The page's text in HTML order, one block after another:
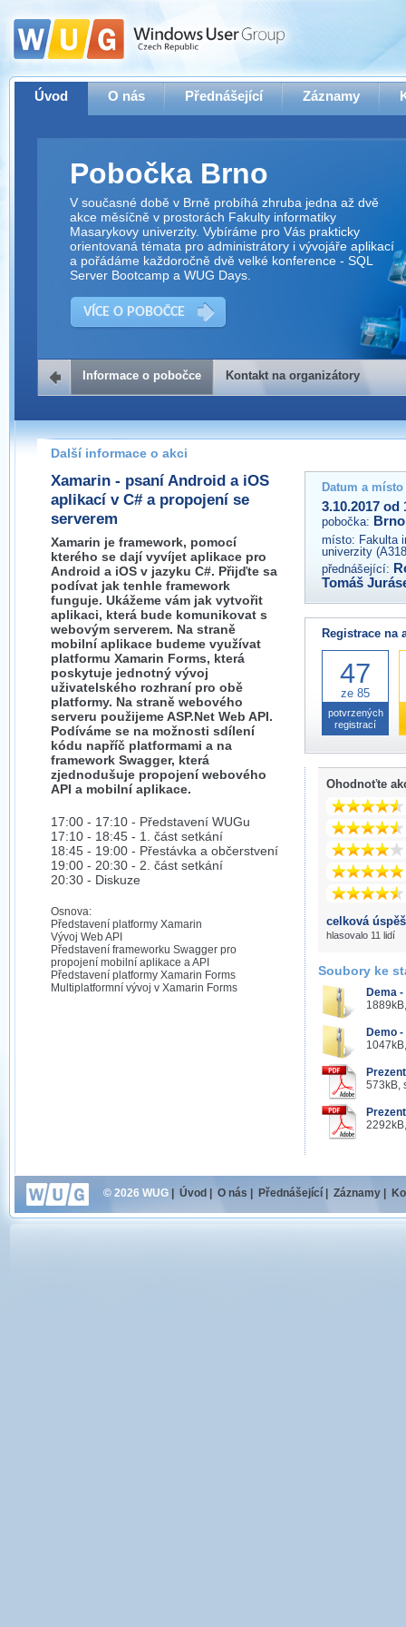
Úvod O nás Přednášející Záznamy
Pobočka Brno
V současné době v Brně probíhá zhruba jedna až dvě
akce měsíčně v prostorách Fakulty informatiky
Masarykovy univerzity. Vybíráme pro Vás prakticky
orientovaná témata pro administrátory i vývojáře aplikací
a pořádáme každoročně dvě velké konference - SQL
Server Bootcamp a WUG Days.
VÍCE O POBOČCE
Kontakt na organizátory
Pokud máte jakýkoliv dotaz na organizátory této akce,
prosím neváhejte nás kontaktovat na e-mailu:
brno@wug.cz
Informace o pobočce Kontakt na organizátory
Další informace o akci
Xamarin - psaní Android a iOS
aplikací v C# a propojení se
serverem
Xamarin je framework, pomocí
kterého se dají vyvíjet aplikace pro
Android a iOS v jazyku C#. Přijďte sa
podívat jak tenhle framework
funguje. Ukážeme vám jak vytvořit
aplikaci, která bude komunikovat s
webovým serverem. Na straně
mobilní aplikace budeme využívat
platformu Xamarin Forms, která
poskytuje jednotný vývoj
uživatelského rozhraní pro obě
platformy. Na straně webového
serveru použijeme ASP.Net Web API.
Podíváme se na možnosti sdílení
kódu napříč platformami a na
framework Swagger, která
zjednodušuje propojení webového
API a mobilní aplikace.
17:00 - 17:10 - Představení WUGu
17:10 - 18:45 - 1. část setkání
18:45 - 19:00 - Přestávka a občerstvení
19:00 - 20:30 - 2. část setkání
20:30 - Diskuze
Osnova:
Představení platformy Xamarin
Vývoj Web API
Představení frameworku Swagger pro
propojení mobilní aplikace a API
Představení platformy Xamarin Forms
Multiplatformní vývoj v Xamarin Forms
Datum a
3.10.2017 od
pobočka: Brno
místo: Fakulta
univerzity
přednášející:
Tomáš
Registrace na
47
ze 85
potvrzených
registrací
Ohodnoťte
celková
hlasovalo 11 lidí
Soubory ke
Dema
Demo
573kB,
© 2026 WUG Úvod O nás Přednášející Záznamy